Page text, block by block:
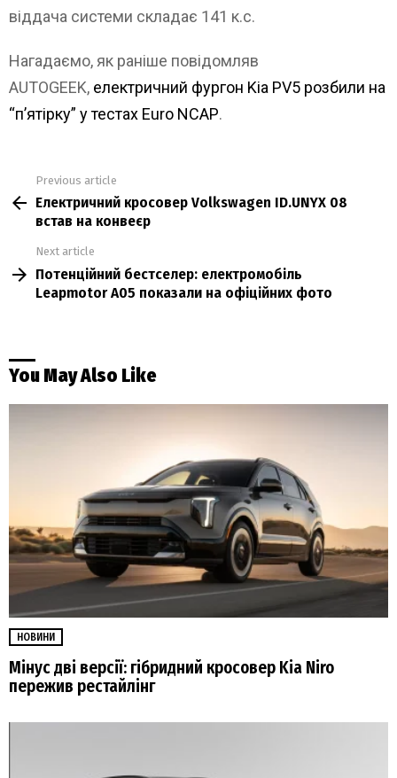
віддача системи складає 141 к.с.
Нагадаємо, як раніше повідомляв
AUTOGEEK, електричний фургон Kia PV5 розбили на
“п’ятірку” у тестах Euro NCAР.
more
Previous article
Електричний кросовер Volkswagen ID.UNYX 08
встав на конвеєр
Next article
Потенційний бестселер: електромобіль
Leapmotor A05 показали на офіційних фото
You May Also Like
НОВИНИ
Мінус дві версії: гібридний кросовер Kia Niro
пережив рестайлінг